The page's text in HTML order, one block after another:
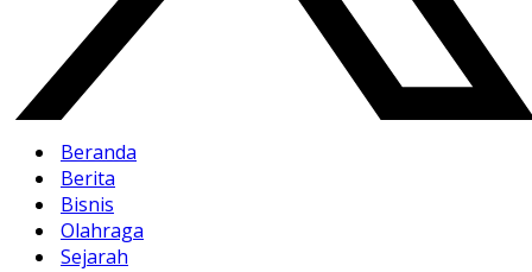
Beranda
Berita
Bisnis
Olahraga
Sejarah